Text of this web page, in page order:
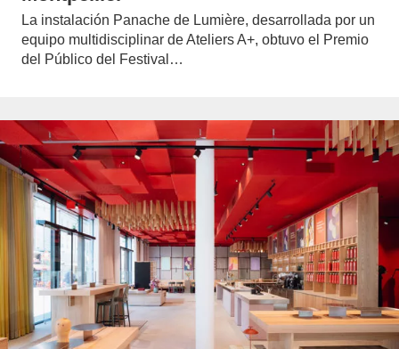
La instalación Panache de Lumière, desarrollada por un
equipo multidisciplinar de Ateliers A+, obtuvo el Premio
del Público del Festival…